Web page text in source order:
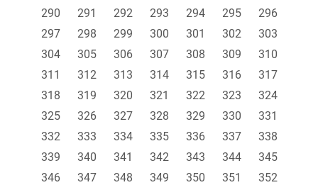
290
291 292 293 294 295
296
297
298 299 300 301 302
303
304
305 306 307 308 309
310
311
312 313 314 315 316
317
318
319 320 321 322 323
324
325
326 327 328 329 330
331
332
333 334 335 336 337
338
339
340 341 342 343 344
345
346
347 348 349 350 351
352